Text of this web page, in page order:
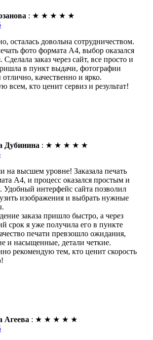
: ★ ★ ★ ★ ★
осталась довольна сотрудничеством.
фото формата А4, выбор оказался
заказ через сайт, все просто и
в пункт выдачи, фотографии
отлично, качественно и ярко.
всем, кто ценит сервиз и результат!
Дубинина : ★ ★ ★ ★ ★
на высшем уровне! Заказала печать
А4, и процесс оказался простым и
Удобный интерфейс сайта позволил
изображения и выбрать нужные
заказа пришло быстро, а через
срок я уже получила его в пункте
печати превзошло ожидания,
и насыщенные, детали четкие.
рекомендую тем, кто ценит скорость
Агеева : ★ ★ ★ ★ ★